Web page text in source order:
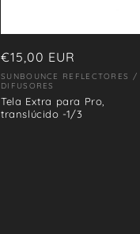
Precio
habitual
€15,00 EUR
Proveedor:
SUNBOUNCE REFLECTORES /
DIFUSORES
Tela Extra para Pro,
translúcido -1/3